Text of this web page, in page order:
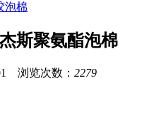
泡棉
斯聚氨酯泡棉
浏览次数： 2279